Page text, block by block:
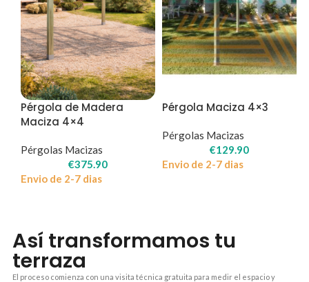
Pérgola de Madera
Maciza 4×4
Pérgolas Macizas
€375.90
Envio de 2-7 dias
Pérgola Maciza 4×3
Pérgolas Macizas
€129.90
Envio de 2-7 dias
Así transformamos tu
terraza
El proceso comienza con una visita técnica gratuita para medir el espacio y